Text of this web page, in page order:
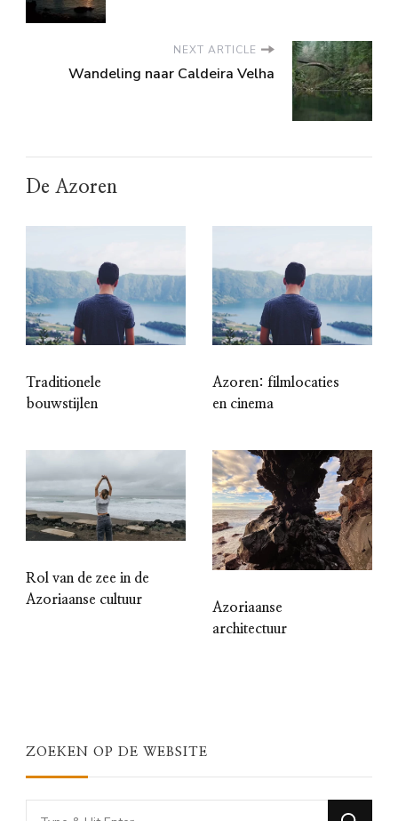
NEXT ARTICLE
Wandeling naar Caldeira Velha
De Azoren
Traditionele
bouwstijlen
Azoren: filmlocaties
en cinema
Rol van de zee in de
Azoriaanse cultuur
Azoriaanse
architectuur
ZOEKEN OP DE WEBSITE
Looking